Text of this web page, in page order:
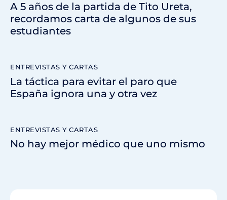
A 5 años de la partida de Tito Ureta,
recordamos carta de algunos de sus
estudiantes
ENTREVISTAS Y CARTAS
La táctica para evitar el paro que
España ignora una y otra vez
ENTREVISTAS Y CARTAS
No hay mejor médico que uno mismo